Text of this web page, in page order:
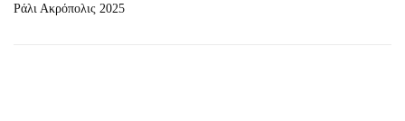
Ράλι Ακρόπολις 2025